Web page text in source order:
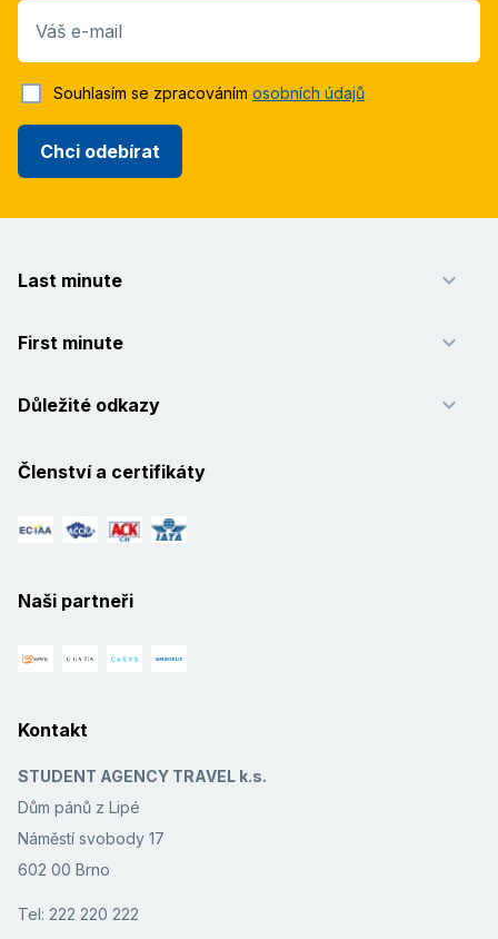
Váš e-mail
Chci odebírat
Souhlasím se zpracováním osobních údajů
Last minute
First minute
Důležité odkazy
Členství a certifikáty
Naši partneři
Kontakt
STUDENT AGENCY TRAVEL k.s.
Dům pánů z Lipé
Náměstí svobody 17
602 00 Brno
Tel: 222 220 222